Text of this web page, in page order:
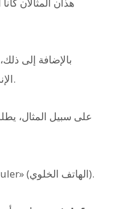
بالإضافة إلى
الإندونيسية والماليزية بشكل منفصل.
على سبيل المثال،
وهي اختصار لكلمة «telepon seluler» (الهاتف الخلوي).